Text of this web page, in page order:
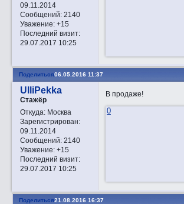
09.11.2014
Сообщений:2140
Уважение: +15
Последний визит:
29.07.2017 10:25
Поделиться06.05.2016 11:37
UlliPekka
Стажёр
Откуда:Москва
Зарегистрирован:
09.11.2014
Сообщений:2140
Уважение: +15
Последний визит:
29.07.2017 10:25
В продаже!
0
Поделиться21.08.2016 16:37